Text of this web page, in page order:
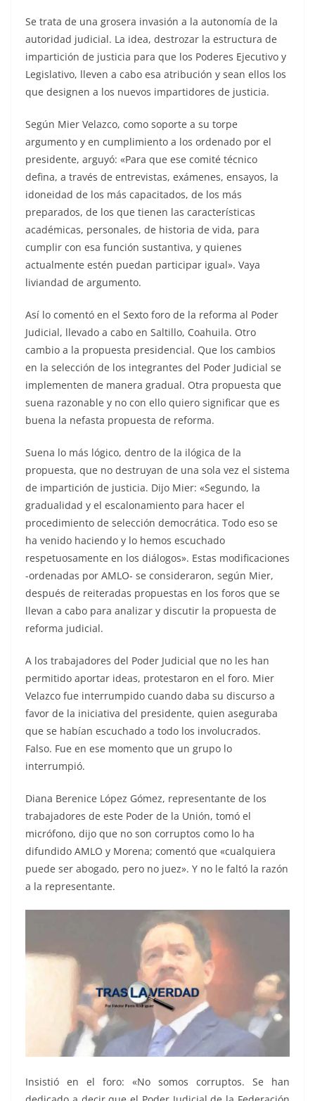
Se trata de una grosera invasión a la autonomía de la
autoridad judicial. La idea, destrozar la estructura de
impartición de justicia para que los Poderes Ejecutivo y
Legislativo, lleven a cabo esa atribución y sean ellos los
que designen a los nuevos impartidores de justicia.
Según Mier Velazco, como soporte a su torpe
argumento y en cumplimiento a los ordenado por el
presidente, arguyó: «Para que ese comité técnico
defina, a través de entrevistas, exámenes, ensayos, la
idoneidad de los más capacitados, de los más
preparados, de los que tienen las características
académicas, personales, de historia de vida, para
cumplir con esa función sustantiva, y quienes
actualmente estén puedan participar igual». Vaya
liviandad de argumento.
Así lo comentó en el Sexto foro de la reforma al Poder
Judicial, llevado a cabo en Saltillo, Coahuila. Otro
cambio a la propuesta presidencial. Que los cambios
en la selección de los integrantes del Poder Judicial se
implementen de manera gradual. Otra propuesta que
suena razonable y no con ello quiero significar que es
buena la nefasta propuesta de reforma.
Suena lo más lógico, dentro de la ilógica de la
propuesta, que no destruyan de una sola vez el sistema
de impartición de justicia. Dijo Mier: «Segundo, la
gradualidad y el escalonamiento para hacer el
procedimiento de selección democrática. Todo eso se
ha venido haciendo y lo hemos escuchado
respetuosamente en los diálogos». Estas modificaciones
-ordenadas por AMLO- se consideraron, según Mier,
después de reiteradas propuestas en los foros que se
llevan a cabo para analizar y discutir la propuesta de
reforma judicial.
A los trabajadores del Poder Judicial que no les han
permitido aportar ideas, protestaron en el foro. Mier
Velazco fue interrumpido cuando daba su discurso a
favor de la iniciativa del presidente, quien aseguraba
que se habían escuchado a todo los involucrados.
Falso. Fue en ese momento que un grupo lo
interrumpió.
Diana Berenice López Gómez, representante de los
trabajadores de este Poder de la Unión, tomó el
micrófono, dijo que no son corruptos como lo ha
difundido AMLO y Morena; comentó que «cualquiera
puede ser abogado, pero no juez». Y no le faltó la razón
a la representante.
Insistió en el foro: «No somos corruptos. Se han